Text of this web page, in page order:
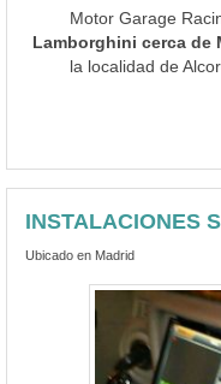
Motor Garage
Lamborghini cerca de
la localidad de
INSTALACIONES
Ubicado en Madrid